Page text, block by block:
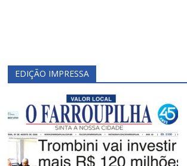
EDIÇÃO IMPRESSA